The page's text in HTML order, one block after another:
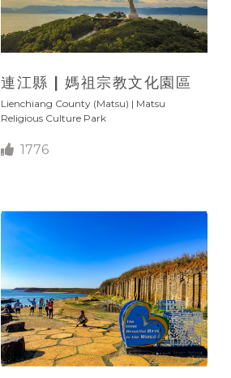
連江縣 | 媽祖宗教文化園區
Lienchiang County (Matsu) | Matsu
Religious Culture Park
1776